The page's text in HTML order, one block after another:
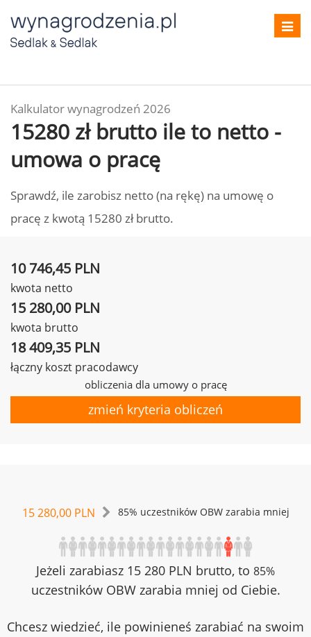
Kalkulator wynagrodzeń 2026
15280 zł brutto ile to netto -
umowa o pracę
Sprawdź, ile zarobisz netto (na rękę) na umowę o
pracę z kwotą 15280 zł brutto.
10 746,45 PLN
kwota netto
15 280,00 PLN
kwota brutto
18 409,35 PLN
łączny koszt pracodawcy
obliczenia dla umowy o pracę
zmień kryteria obliczeń
15 280,00 PLN 85% uczestników OBW zarabia mniej
Jeżeli zarabiasz 15 280 PLN brutto, to 85%
uczestników OBW zarabia mniej od Ciebie.
Chcesz wiedzieć, ile powinieneś zarabiać na swoim